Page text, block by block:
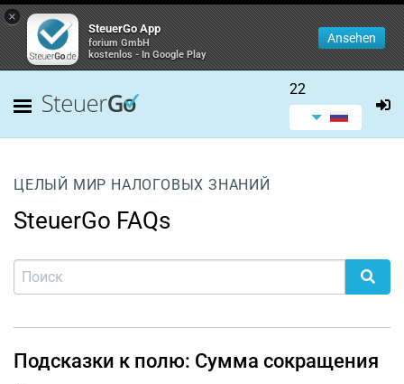
×
SteuerGo App
forium GmbH
kostenlos - In Google Play
Ansehen
22
ЦЕЛЫЙ МИР НАЛОГОВЫХ ЗНАНИЙ
SteuerGo FAQs
Подсказки к полю: Сумма сокращения